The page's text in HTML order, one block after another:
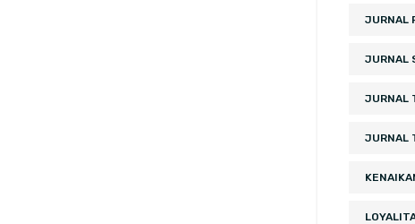
JURNAL
JURNAL
JURNAL
JURNAL